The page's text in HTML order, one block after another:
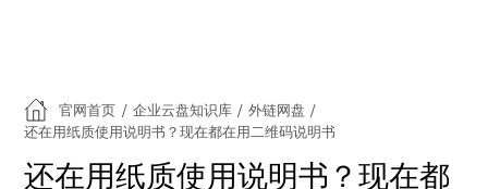
官网首页 / 企业云盘知识库 / 外链网盘 /
还在用纸质使用说明书？现在都在用二维码说明书
还在用纸质使用说明书？现在都